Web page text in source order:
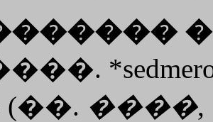
(��. ����,